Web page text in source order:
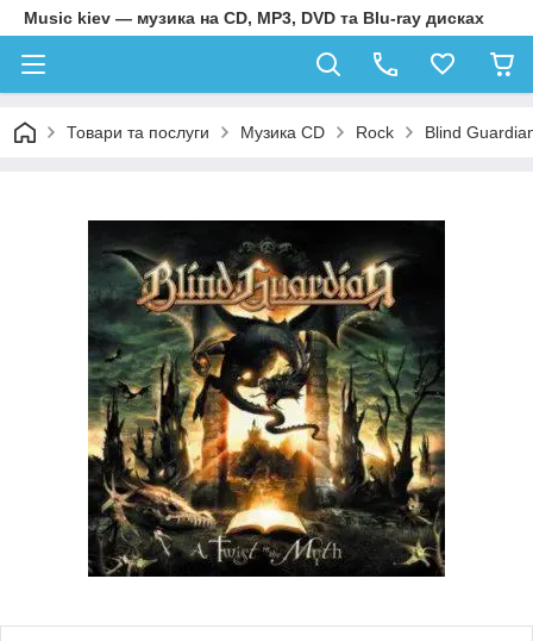
Music kiev — музика на CD, MP3, DVD та Blu-ray дисках
Товари та послуги Музика CD Rock Blind